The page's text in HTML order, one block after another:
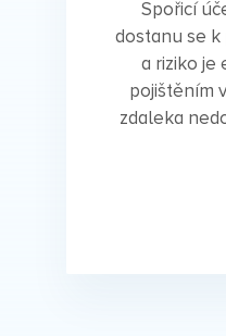
Spořicí
dostanu se
a riziko je
pojištěním
zdaleka